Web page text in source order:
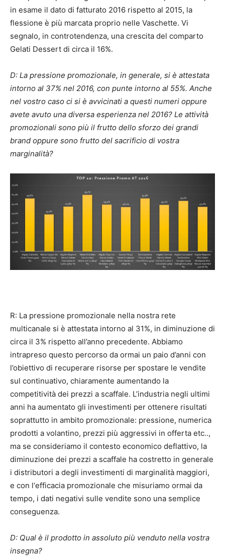
in esame il dato di fatturato 2016 rispetto al 2015, la
flessione è più marcata proprio nelle Vaschette. Vi
segnalo, in controtendenza, una crescita del comparto
Gelati Dessert di circa il 16%.
D: La pressione promozionale, in generale, si è attestata
intorno al 37% nel 2016, con punte intorno al 55%. Anche
nel vostro caso ci si è avvicinati a questi numeri oppure
avete avuto una diversa esperienza nel 2016? Le attività
promozionali sono più il frutto dello sforzo dei grandi
brand oppure sono frutto del sacrificio di vostra
marginalità?
R: La pressione promozionale nella nostra rete
multicanale si è attestata intorno al 31%, in diminuzione di
circa il 3% rispetto all’anno precedente. Abbiamo
intrapreso questo percorso da ormai un paio d’anni con
l’obiettivo di recuperare risorse per spostare le vendite
sul continuativo, chiaramente aumentando la
competitività dei prezzi a scaffale. L’industria negli ultimi
anni ha aumentato gli investimenti per ottenere risultati
soprattutto in ambito promozionale: pressione, numerica
prodotti a volantino, prezzi più aggressivi in offerta etc..,
ma se consideriamo il contesto economico deflattivo, la
diminuzione dei prezzi a scaffale ha costretto in generale
i distributori a degli investimenti di marginalità maggiori,
e con l‘efficacia promozionale che misuriamo ormai da
tempo, i dati negativi sulle vendite sono una semplice
conseguenza.
D: Qual è il prodotto in assoluto più venduto nella vostra
insegna?